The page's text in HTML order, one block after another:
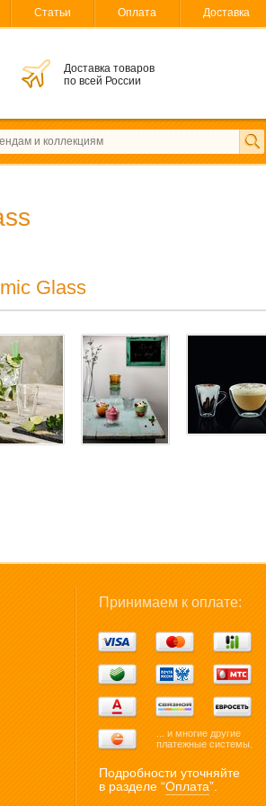
Статьи Оплата Доставка
Доставка товаров
по всей России
Glass
Принимаем к оплате:
... и многие другие
платежные системы.
Подробности уточняйте
в разделе “Оплата”.